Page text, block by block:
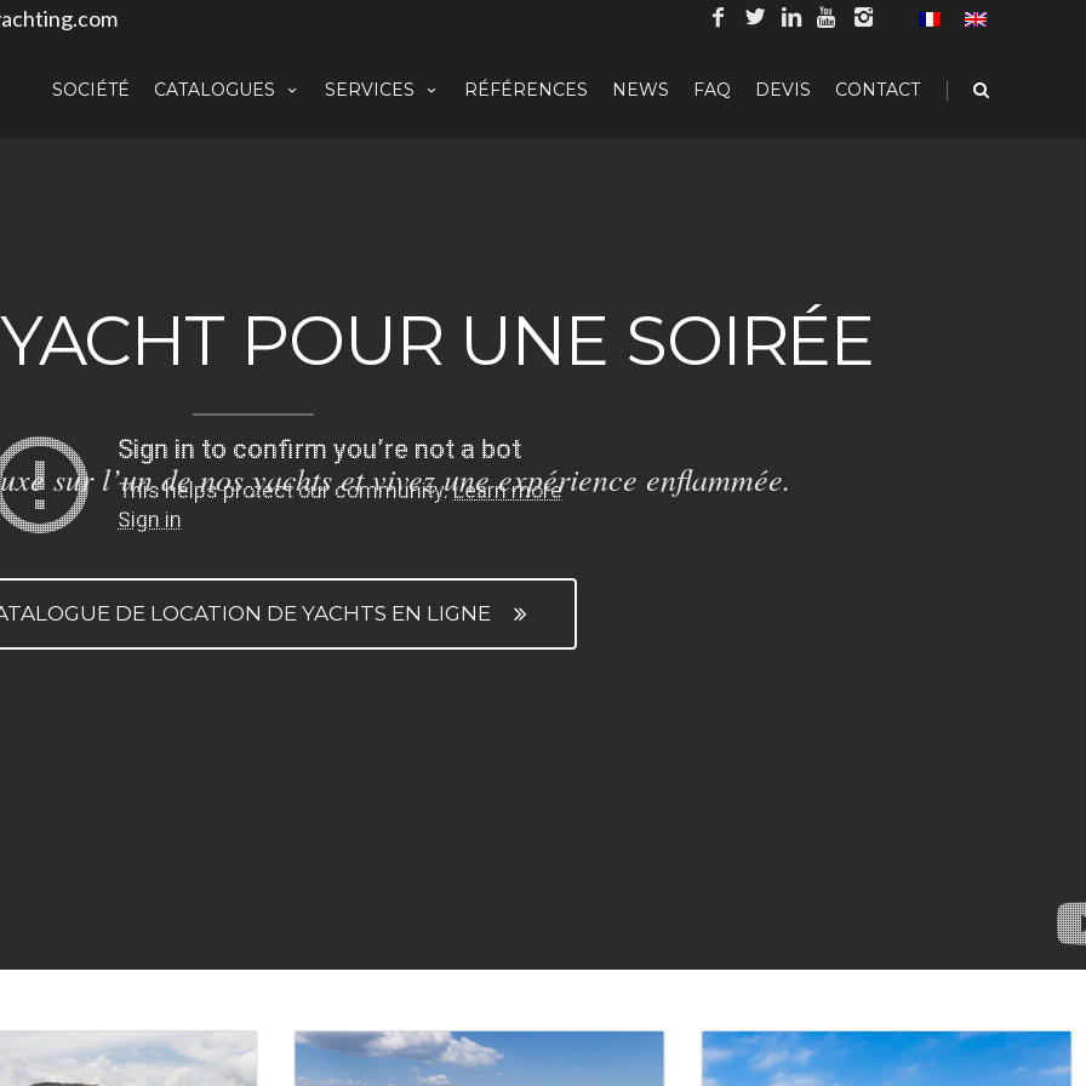
SOCIÉTÉ CATALOGUES SERVICES RÉFÉRENCES NEWS FAQ DEVIS CONTACT |
POUR UNE SOIRÉE
sur l’un de nos yachts et vivez une expérience enflammée.
DE LOCATION DE YACHTS EN LIGNE